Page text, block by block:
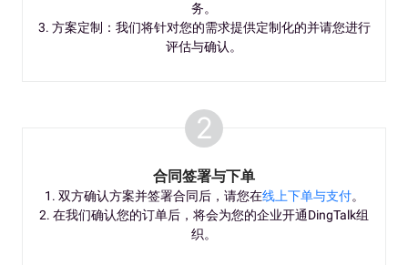
务。
3. 方案定制：我们将针对您的需求提供定制化的并请您进行
评估与确认。
2
合同签署与下单
1. 双方确认方案并签署合同后，请您在线上下单与支付。
2. 在我们确认您的订单后，将会为您的企业开通DingTalk组
织。